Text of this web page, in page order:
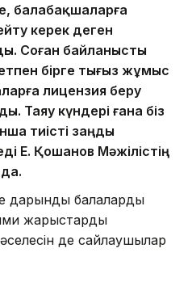
балабақшаларға
керек деген
Соған байланысты
бірге тығыз жұмыс
лицензия беру
Таяу күндері ғана біз
тиісті заңды
Е. Қошанов Мәжілістің
дарынды балаларды
жарыстардың
де сайлаушылар